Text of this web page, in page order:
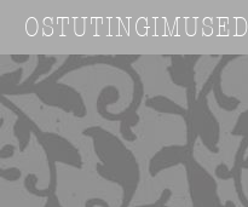
OSTUTINGIMUSED